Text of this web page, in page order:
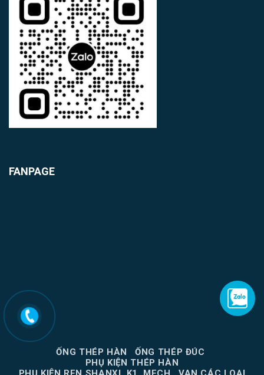
FANPAGE
ỐNG THÉP HÀN
ỐNG THÉP ĐÚC
PHỤ KIỆN THÉP HÀN